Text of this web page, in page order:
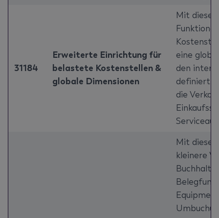
31184
Erweiterte Einrichtung für
belastete Kostenstellen &
globale Dimensionen
Mit dieser
eine
den
definiert
die
Mit
kleinere